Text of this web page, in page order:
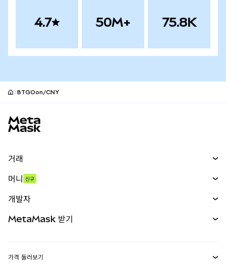
4.7 50M+ 75.8K
BTGOon/CNY
거래
무기한 선물
실물자산
머니 신규
개발자
MetaMask 받기
가격 둘러보기